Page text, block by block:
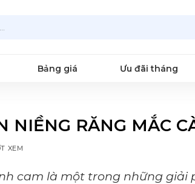
Bảng giá Ưu đãi tháng
NIỀNG RĂNG MẮC
XEM
cam là một trong những giải